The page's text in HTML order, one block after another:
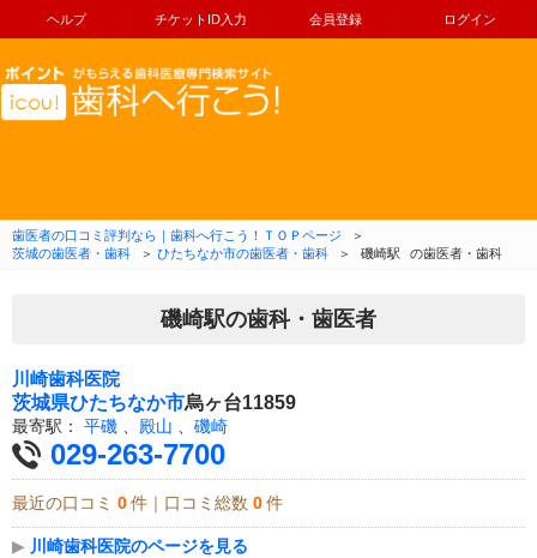
ヘルプ チケットID入力 会員登録 ログイン
コンテンツへ移動
歯医者の口コミ評判なら｜歯科へ行こう！ＴＯＰページ
＞
茨城の歯医者・歯科
＞ ひたちなか市の歯医者・歯科 ＞ 磯崎駅 の歯医者・歯科
磯崎駅の歯科・歯医者
川崎歯科医院
茨城県ひたちなか市烏ヶ台11859
最寄駅： 平磯 殿山 磯崎
029-263-7700
最近の口コミ 0 件｜口コミ総数 0 件
▶ 川崎歯科医院のページを見る